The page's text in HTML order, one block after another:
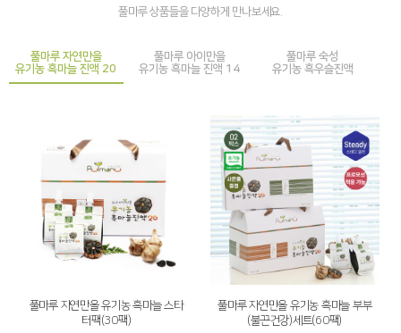
풀마루 상품들을 다양하게 만나보세요.
풀마루 자연만을
유기농 흑마늘 진액 20
풀마루 아이만을
유기농 흑마늘 진액 14
풀마루 숙성
유기농 흑우슬진액
풀마루 자연만을 유기농 흑마늘 스타
터팩(30팩)
풀마루 자연만을 유기농 흑마늘 부부
(불끈건강)세트(60팩)